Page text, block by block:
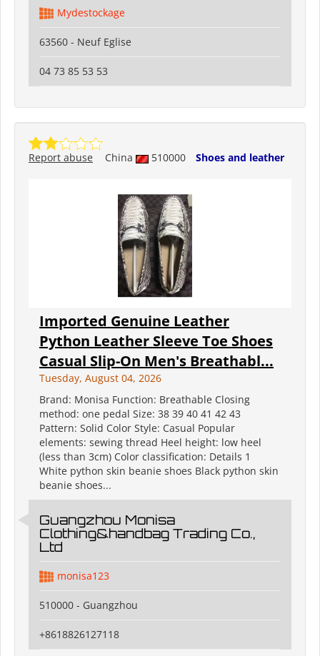
Mydestockage
63560 - Neuf Eglise
04 73 85 53 53
China 510000 Shoes and leather
Report abuse
Imported Genuine Leather
Python Leather Sleeve Toe Shoes
Casual Slip-On Men's Breathabl...
Tuesday, August 04, 2026
Brand: Monisa Function: Breathable Closing
method: one pedal Size: 38 39 40 41 42 43
Pattern: Solid Color Style: Casual Popular
elements: sewing thread Heel height: low heel
(less than 3cm) Color classification: Details 1
White python skin beanie shoes Black python skin
beanie shoes...
Guangzhou Monisa
Clothing&handbag Trading Co.,
Ltd
monisa123
510000 - Guangzhou
+8618826127118